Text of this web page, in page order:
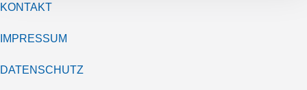
KONTAKT
IMPRESSUM
DATENSCHUTZ